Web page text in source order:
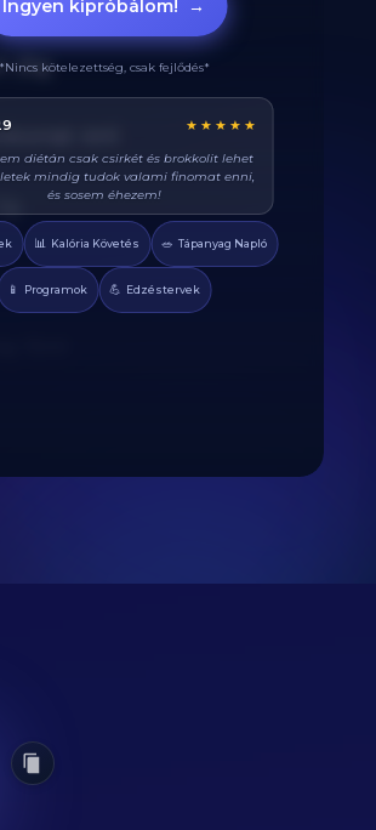
25g
kivonat: 4ml
Ingyen kipróbálom! →
*Nincs kötelezettség, csak fejlődés*
★★★★★
pontosan mennyi fehérjét eszem
A kaloriaszámláló sokat segít, előtte
össze-vissza zabáltam...
📊 Kalória Követés 🥗 Tápanyag Napló
📱 Programok 💪 Edzéstervek